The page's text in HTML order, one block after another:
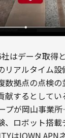
はデータ取得
リアルタイム
数拠点の点検
するとしてい
プが岡山事業
、ロボット搭